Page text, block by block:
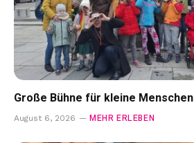
Große Bühne für kleine Menschen
August 6, 2026 MEHR ERLEBEN